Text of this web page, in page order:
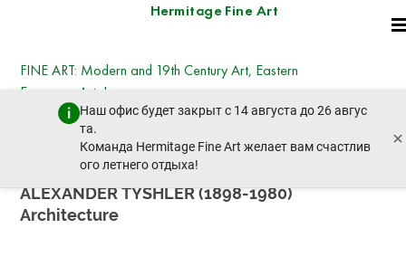
Hermitage Fine Art
Наш офис будет закрыт с 14 августа до 26 авгус
та.
Команда Hermitage Fine Art желает вам счастлив
ого летнего отдыха!
×
FINE ART: Modern and 19th Century Art, Eastern
European Art, Icons
четверг, 19 декабря 2024 г. - 14:30
пред. лот след. лот
ALEXANDER TYSHLER (1898-1980)
Architecture